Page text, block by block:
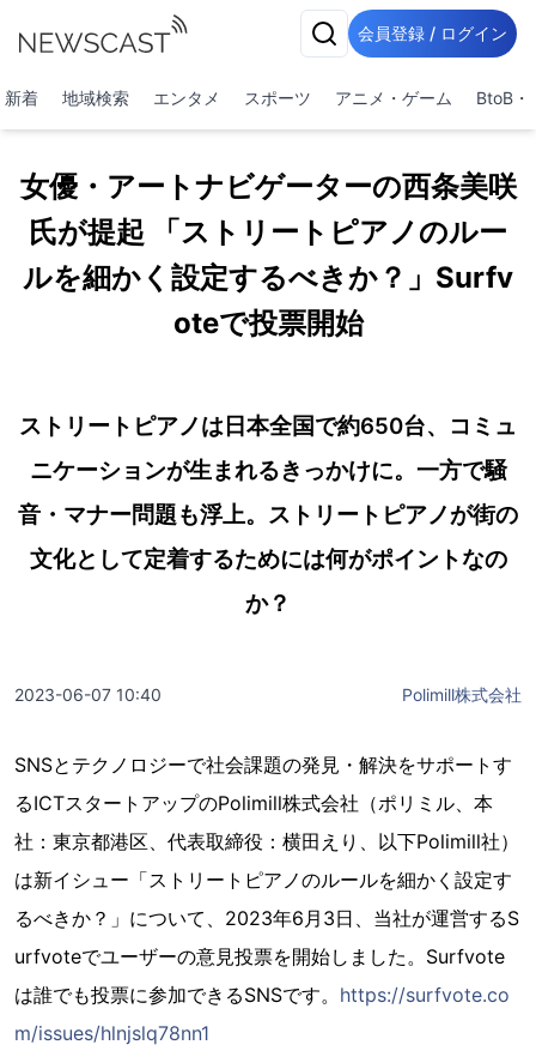
会員登録 / ログイン
新着 地域検索 エンタメ スポーツ アニメ・ゲーム BtoB・
女優・アートナビゲーターの西条美咲
氏が提起 「ストリートピアノのルー
ルを細かく設定するべきか？」Surfv
oteで投票開始
ストリートピアノは日本全国で約650台、コミュ
ニケーションが生まれるきっかけに。一方で騒
音・マナー問題も浮上。ストリートピアノが街の
文化として定着するためには何がポイントなの
か？
2023-06-07 10:40 Polimill株式会社
SNSとテクノロジーで社会課題の発見・解決をサポートす
るICTスタートアップのPolimill株式会社（ポリミル、本
社：東京都港区、代表取締役：横田えり、以下Polimill社）
は新イシュー「ストリートピアノのルールを細かく設定す
るべきか？」について、2023年6月3日、当社が運営するS
urfvoteでユーザーの意見投票を開始しました。Surfvote
は誰でも投票に参加できるSNSです。 https://surfvote.co
m/issues/hlnjslq78nn1